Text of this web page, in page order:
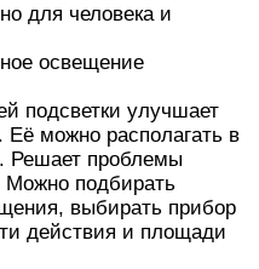
для человека и
освещение
подсветки улучшает
Её можно располагать в
Решает проблемы
Можно подбирать
выбирать прибор
действия и площади